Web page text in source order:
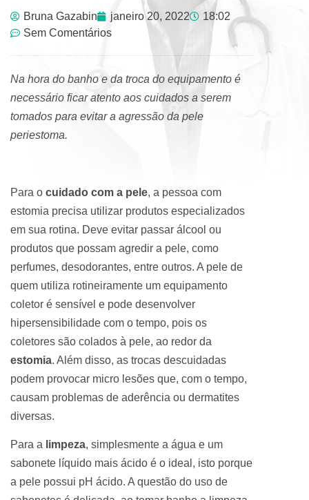
Bruna Gazabin janeiro 20, 2022
18:02
Sem Comentários
Na hora do banho e da troca do equipamento é
necessário ficar atento aos cuidados a serem
tomados para evitar a agressão da pele
periestoma.
Para o cuidado com a pele, a pessoa com
estomia precisa utilizar produtos especializados
em sua rotina. Deve evitar passar álcool ou
produtos que possam agredir a pele, como
perfumes, desodorantes, entre outros. A pele de
quem utiliza rotineiramente um equipamento
coletor é sensível e pode desenvolver
hipersensibilidade com o tempo, pois os
coletores são colados à pele, ao redor da
estomia. Além disso, as trocas descuidadas
podem provocar micro lesões que, com o tempo,
causam problemas de aderência ou dermatites
diversas.
Para a limpeza, simplesmente a água e um
sabonete líquido mais ácido é o ideal, isto porque
a pele possui pH ácido. A questão do uso de